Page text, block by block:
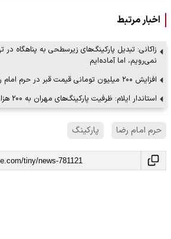
اخبار مرتبط
زاکانی: تبدیل پارکینگ‌های زیرسطحی به پناهگاه در
نمی‌رویم، اما آماده‌ایم
افزایش ۲۰۰ میلیون تومانی قیمت قبر در حرم امام رضا در یک ماه!
استاندار ایلام: ظرفیت پارکینگ‌های مهران به ۲۰۰ هزار خودرو رسید
حرم امام رضا پارکینگ